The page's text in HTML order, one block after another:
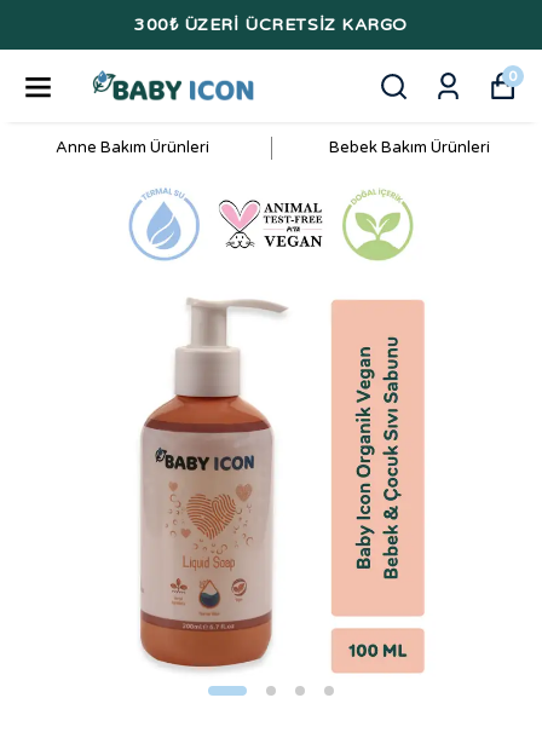
300₺ ÜZERİ ÜCRETSİZ KARGO
0
Anne Bakım Ürünleri Bebek Bakım Ürünleri